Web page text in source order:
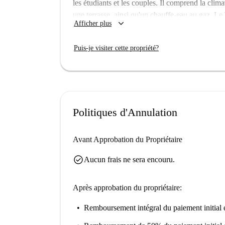
les étudiants et les couples. Il comprend la
une terrasse, ainsi qu'un chauffe-eau au gaz.
Tous les propriétaires Spotahome sont
majeurs tels que le Portique Più Stretto, le
Afficher plus keyboard_arrow_down
Puis-je visiter cette propriété?
Politiques d'Annulation
Avant Approbation du Propriétaire
check_circleAucun frais ne sera encouru.
Après approbation du propriétaire:
Remboursement intégral du paiement initial